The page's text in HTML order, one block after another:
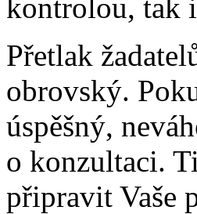
kontrolou, tak
Přetlak
obrovský.
úspěšný,
o konzultaci.
připravit Vaše